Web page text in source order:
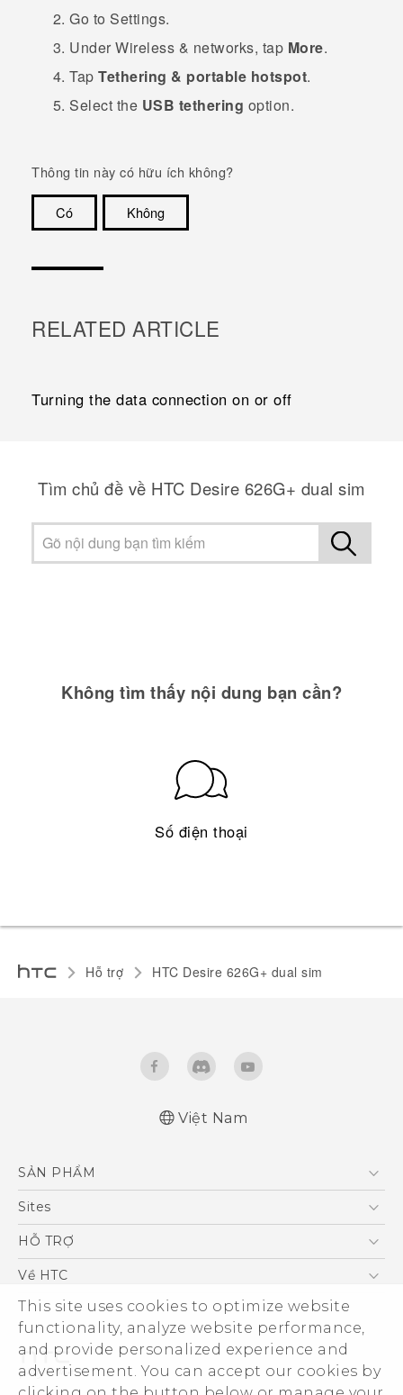
This site uses cookies to optimize website
functionality, analyze website performance,
and provide personalized experience and
advertisement. You can accept our cookies by
Go to Settings.
Under Wireless & networks, tap More.
Tap Tethering & portable hotspot.
Select the USB tethering option.
Thông tin này có hữu ích không?
Có
Không
RELATED ARTICLE
Turning the data connection on or off
Tìm chủ đề về HTC Desire 626G+ dual sim
Không tìm thấy nội dung bạn cần?
Số điện thoại
Hỗ trợ HTC Desire 626G+ dual sim‎
Việt Nam
SẢN PHẨM
5G
Điện Thoại Thông Minh
VIVE
Sites
HTC Dev
HỖ TRỢ
Trung tâm hỗ trợ
Hỗ trợ bảo hành HTC
Về HTC
ESG
Nhà đầu tư
Làm việc tại HTC
Chính sách bảo mật